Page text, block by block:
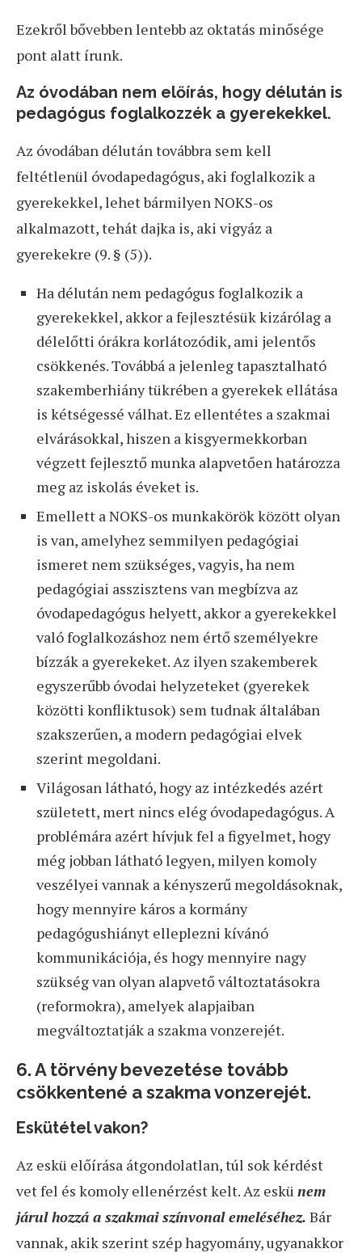
Ezekről bővebben lentebb az oktatás minősége
pont alatt írunk.
Az óvodában nem előírás, hogy délután is
pedagógus foglalkozzék a gyerekekkel.
Az óvodában délután továbbra sem kell
feltétlenül óvodapedagógus, aki foglalkozik a
gyerekekkel, lehet bármilyen NOKS-os
alkalmazott, tehát dajka is, aki vigyáz a
gyerekekre (9. § (5)).
Ha délután nem pedagógus foglalkozik a
gyerekekkel, akkor a fejlesztésük kizárólag a
délelőtti órákra korlátozódik, ami jelentős
csökkenés. Továbbá a jelenleg tapasztalható
szakemberhiány tükrében a gyerekek ellátása
is kétségessé válhat. Ez ellentétes a szakmai
elvárásokkal, hiszen a kisgyermekkorban
végzett fejlesztő munka alapvetően határozza
meg az iskolás éveket is.
Emellett a NOKS-os munkakörök között olyan
is van, amelyhez semmilyen pedagógiai
ismeret nem szükséges, vagyis, ha nem
pedagógiai asszisztens van megbízva az
óvodapedagógus helyett, akkor a gyerekekkel
való foglalkozáshoz nem értő személyekre
bízzák a gyerekeket. Az ilyen szakemberek
egyszerűbb óvodai helyzeteket (gyerekek
közötti konfliktusok) sem tudnak általában
szakszerűen, a modern pedagógiai elvek
szerint megoldani.
Világosan látható, hogy az intézkedés azért
született, mert nincs elég óvodapedagógus. A
problémára azért hívjuk fel a figyelmet, hogy
még jobban látható legyen, milyen komoly
veszélyei vannak a kényszerű megoldásoknak,
hogy mennyire káros a kormány
pedagógushiányt elleplezni kívánó
kommunikációja, és hogy mennyire nagy
szükség van olyan alapvető változtatásokra
(reformokra), amelyek alapjaiban
megváltoztatják a szakma vonzerejét.
6. A törvény bevezetése tovább
csökkentené a szakma vonzerejét.
Eskütétel vakon?
Az eskü előírása átgondolatlan, túl sok kérdést
vet fel és komoly ellenérzést kelt. Az eskü nem
járul hozzá a szakmai színvonal emeléséhez. Bár
vannak, akik szerint szép hagyomány, ugyanakkor